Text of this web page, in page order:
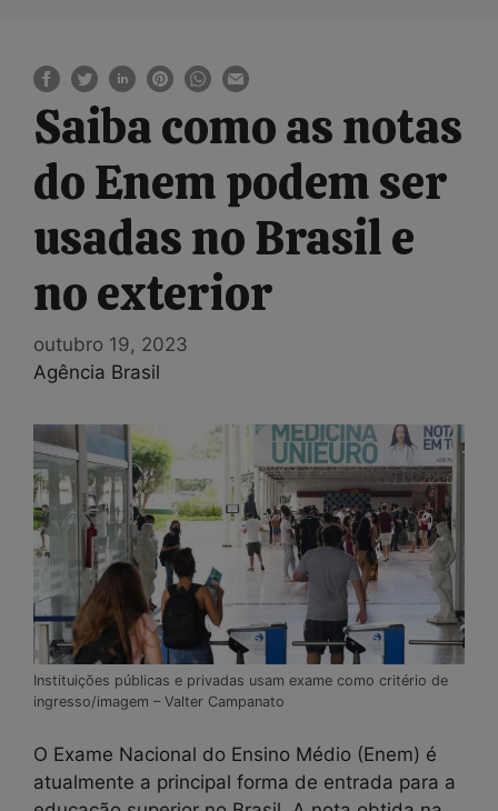
Saiba como as notas
do Enem podem ser
usadas no Brasil e
no exterior
outubro 19, 2023
Agência Brasil
Instituições públicas e privadas usam exame como critério de
ingresso/imagem – Valter Campanato
O Exame Nacional do Ensino Médio (Enem) é
atualmente a principal forma de entrada para a